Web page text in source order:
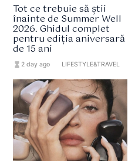
Tot ce trebuie să știi
înainte de Summer Well
2026. Ghidul complet
pentru ediția aniversară
de 15 ani
hourglass_full 2 day ago LIFESTYLE&TRAVEL